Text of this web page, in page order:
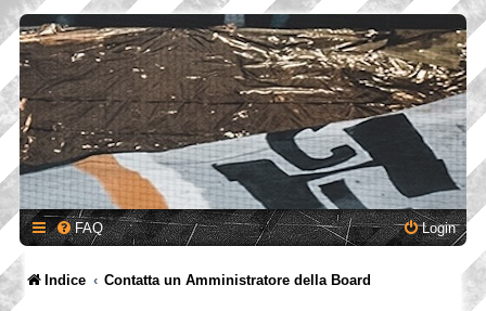
FAQ Login
Indice Contatta un Amministratore della Board